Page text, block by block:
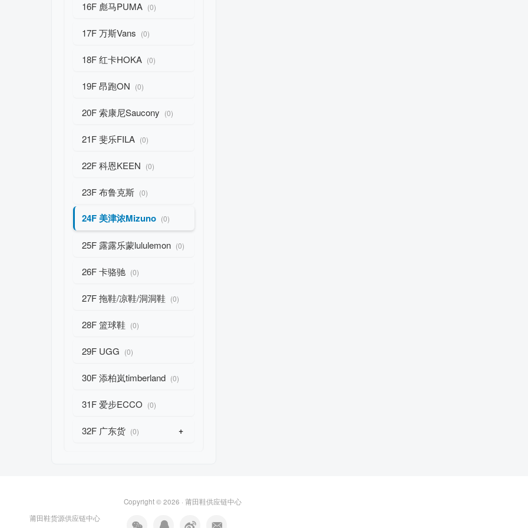
16F 彪马PUMA (0)
17F 万斯Vans (0)
18F 红卡HOKA (0)
19F 昂跑ON (0)
20F 索康尼Saucony (0)
21F 斐乐FILA (0)
22F 科恩KEEN (0)
23F 布鲁克斯 (0)
24F 美津浓Mizuno (0)
25F 露露乐蒙lululemon (0)
26F 卡骆驰 (0)
27F 拖鞋/凉鞋/洞洞鞋 (0)
28F 篮球鞋 (0)
29F UGG (0)
30F 添柏岚timberland (0)
31F 爱步ECCO (0)
32F 广东货 (0) +
莆田鞋货源供应链中心
Copyright © 2026 · 莆田鞋供应链中心